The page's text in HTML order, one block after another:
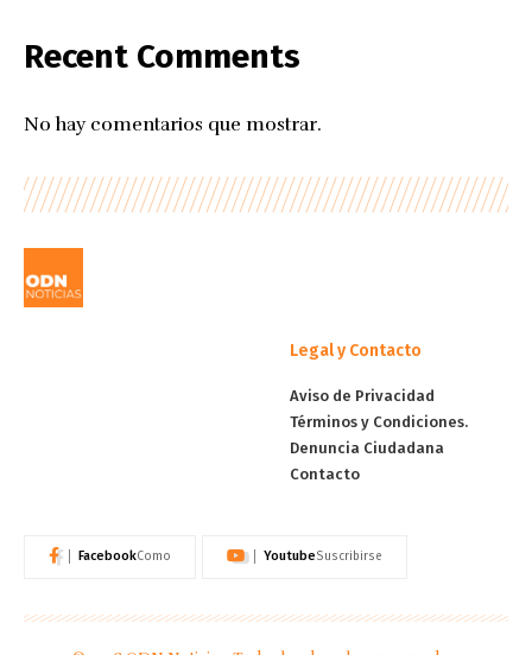
Recent Comments
No hay comentarios que mostrar.
Legal y Contacto
Aviso de Privacidad
Términos y Condiciones.
Denuncia Ciudadana
Contacto
FacebookComo YoutubeSuscribirse